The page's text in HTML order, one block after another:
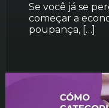
Se você já se
começar a
poupança, […]